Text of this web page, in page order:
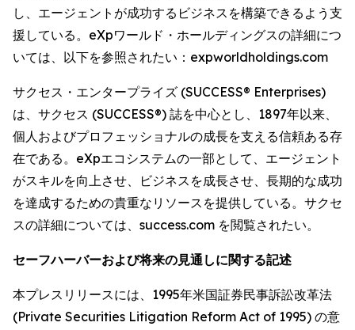
し、エージェントが成功するビジネスを構築できるよう支
援している。eXpワールド・ホールディングスの詳細につ
いては、以下を参照されたい：expworldholdings.com
サクセス・エンタープライズ (SUCCESS® Enterprises)
は、サクセス (SUCCESS®) 誌を中心とし、1897年以来、
個人およびプロフェッショナルの成長を支える信頼ある存
在である。eXpエコシステムの一部として、エージェント
がスキルを向上させ、ビジネスを成長させ、長期的な成功
を達成するための貴重なリソースを提供している。サクセ
スの詳細については、success.com を閲覧されたい。
セーフハーバーおよび将来の見通しに関する記述
本プレスリリースには、1995年米国証券民事訴訟改革法
(Private Securities Litigation Reform Act of 1995) の意